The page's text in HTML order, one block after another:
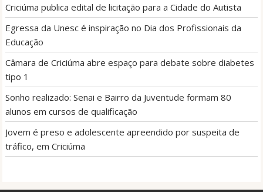
Criciúma publica edital de licitação para a Cidade do Autista
Egressa da Unesc é inspiração no Dia dos Profissionais da
Educação
Câmara de Criciúma abre espaço para debate sobre diabetes
tipo 1
Sonho realizado: Senai e Bairro da Juventude formam 80
alunos em cursos de qualificação
Jovem é preso e adolescente apreendido por suspeita de
tráfico, em Criciúma